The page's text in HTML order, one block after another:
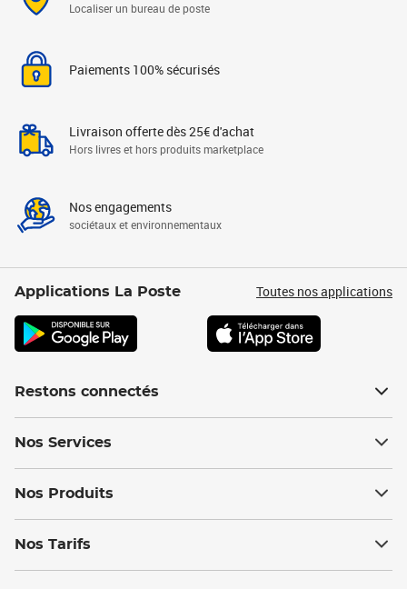
Localiser un bureau de poste
Paiements 100% sécurisés
Livraison offerte dès 25€ d'achat
Hors livres et hors produits marketplace
Nos engagements
sociétaux et environnementaux
Applications La Poste Toutes nos applications
Restons connectés
Nos Services
Nos Produits
Nos Tarifs